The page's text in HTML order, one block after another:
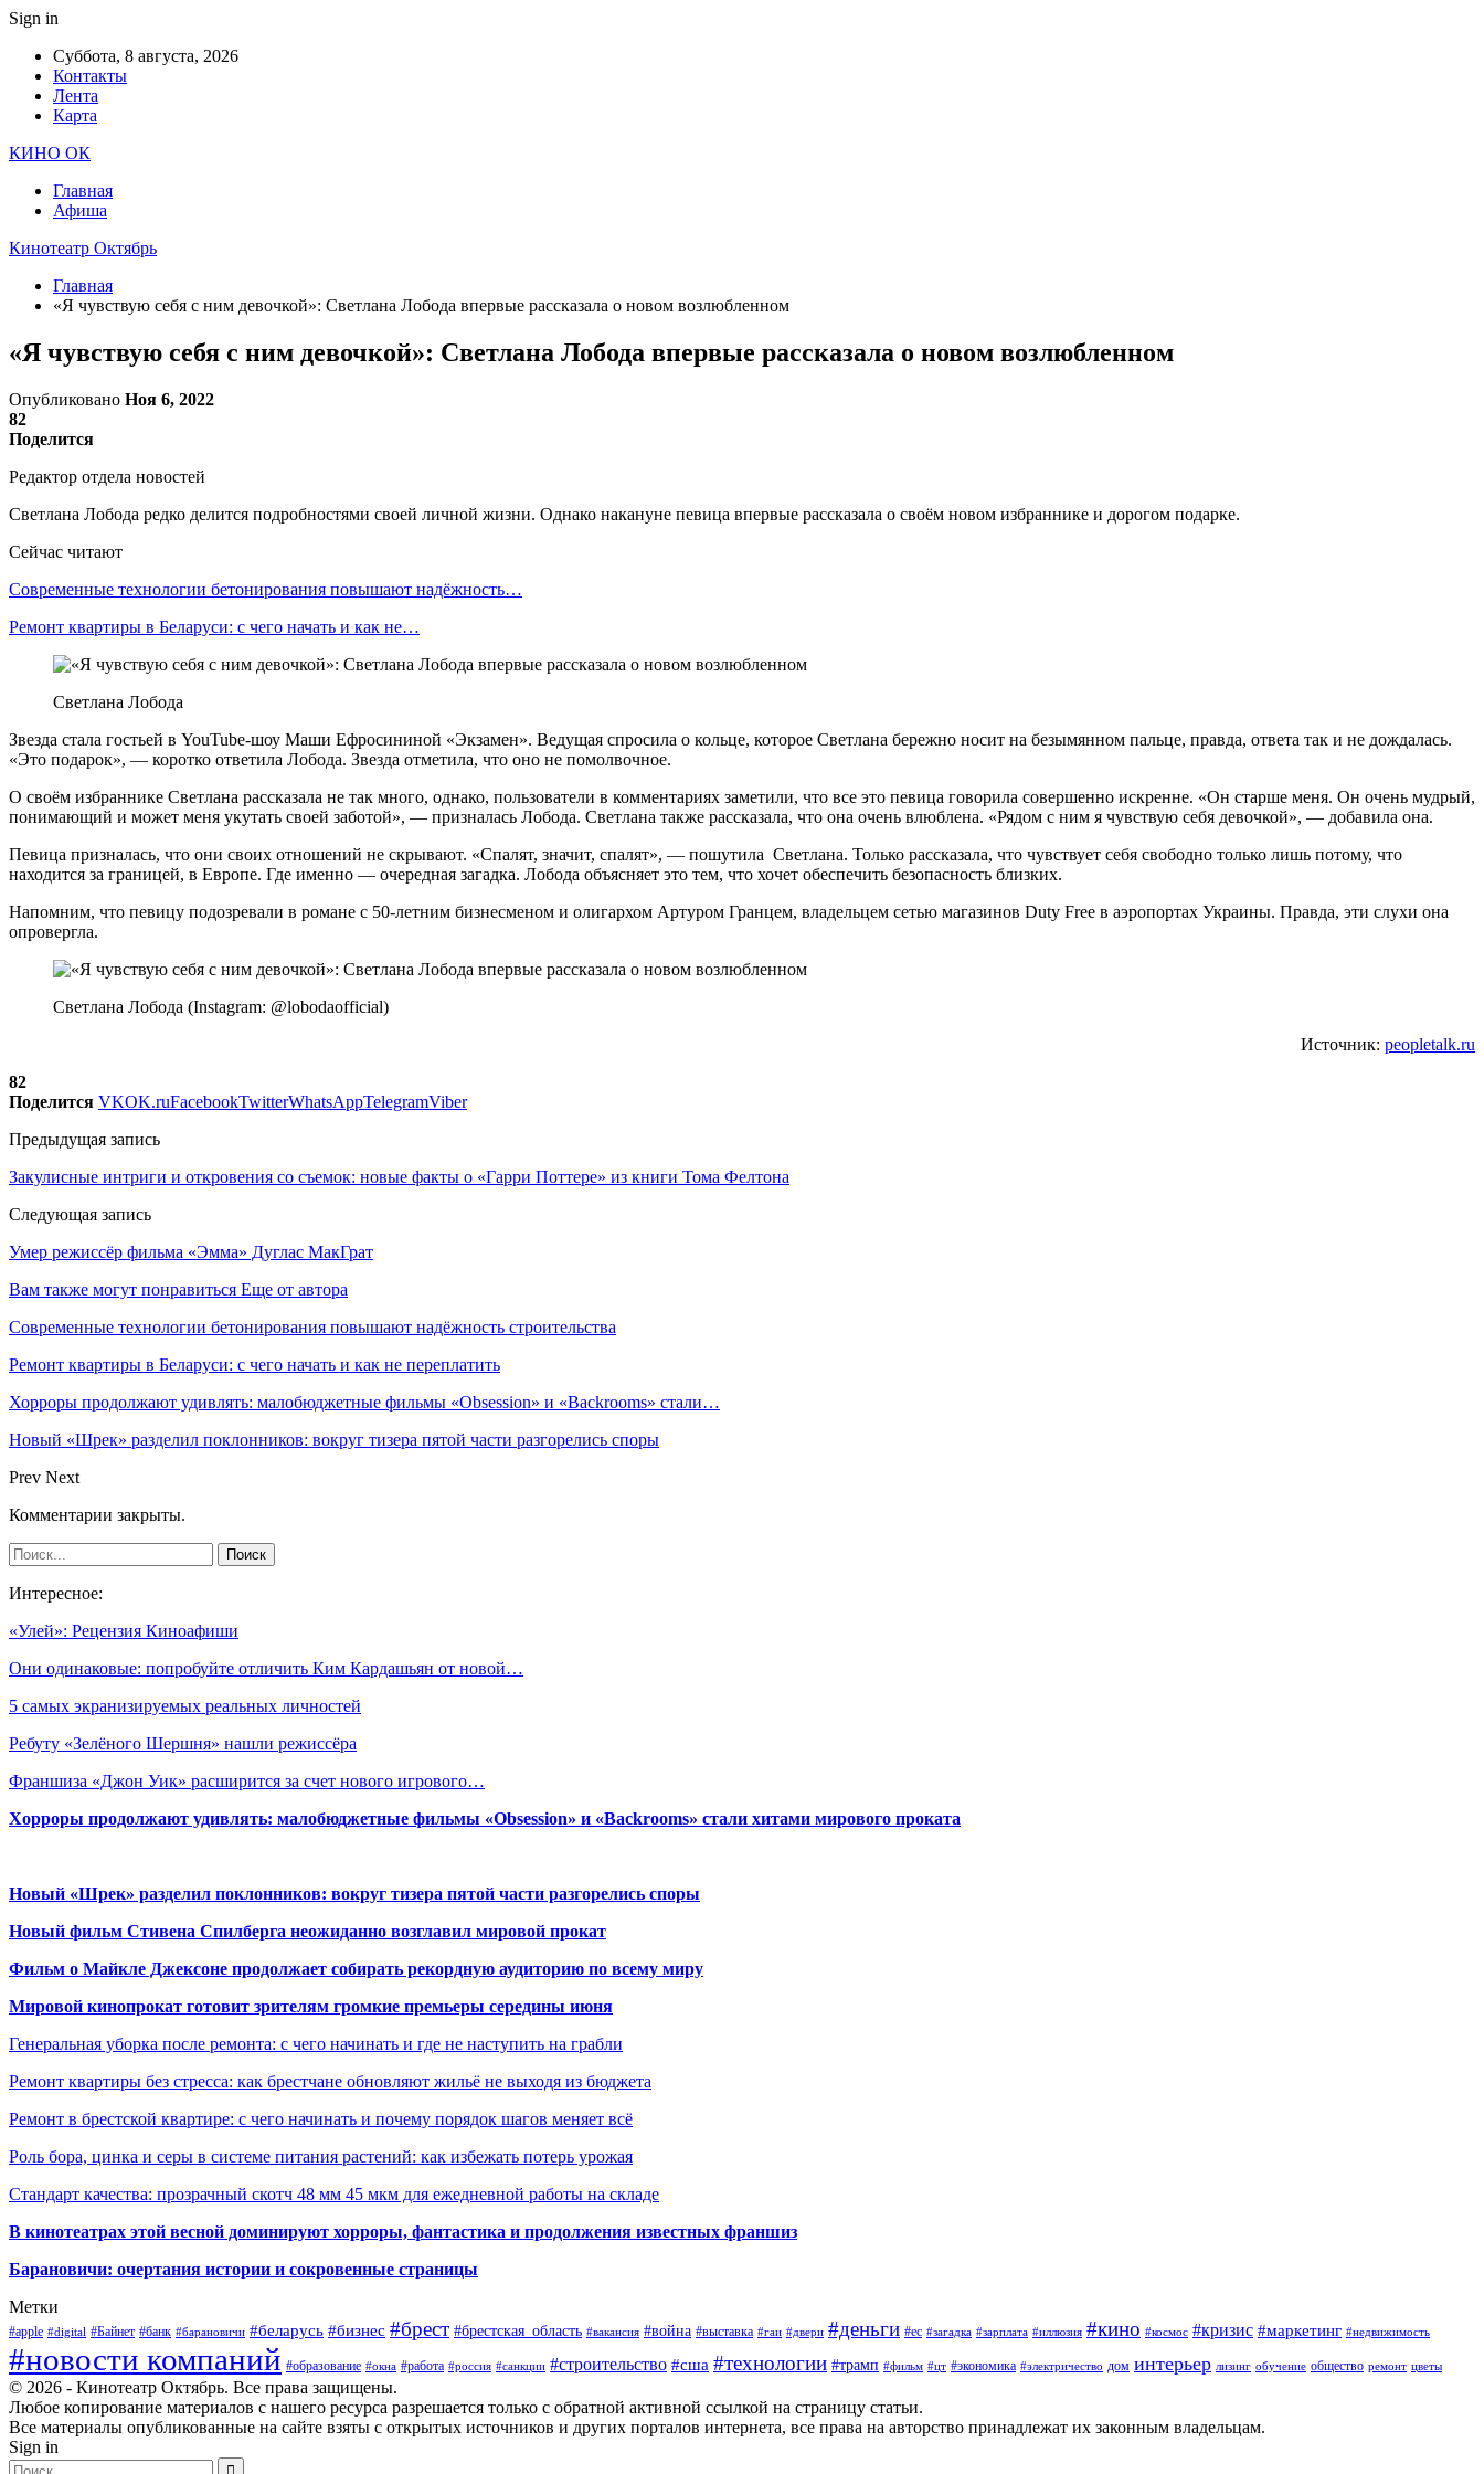
Sign in
Суббота, 8 августа, 2026
Контакты
Лента
Карта
КИНО ОК
Главная
Афиша
Кинотеатр Октябрь
Главная
«Я чувствую себя с ним девочкой»: Светлана Лобода впервые рассказала о новом возлюбленном
«Я чувствую себя с ним девочкой»: Светлана Лобода впервые рассказала о новом возлюбленном
Опубликовано Ноя 6, 2022
82
Поделится
Редактор отдела новостей
Светлана Лобода редко делится подробностями своей личной жизни. Однако накануне певица впервые рассказала о своём новом избраннике и дорогом подарке.
Сейчас читают
Современные технологии бетонирования повышают надёжность…
Ремонт квартиры в Беларуси: с чего начать и как не…
Светлана Лобода
Звезда стала гостьей в YouTube-шоу Маши Ефросининой «Экзамен». Ведущая спросила о кольце, которое Светлана бережно носит на безымянном пальце, правда, ответа так и не дождалась.
«Это подарок», — коротко ответила Лобода. Звезда отметила, что оно не помолвочное.
О своём избраннике Светлана рассказала не так много, однако, пользователи в комментариях заметили, что все это певица говорила совершенно искренне. «Он старше меня. Он очень мудрый,
понимающий и может меня укутать своей заботой», — призналась Лобода. Светлана также рассказала, что она очень влюблена. «Рядом с ним я чувствую себя девочкой», — добавила она.
Певица призналась, что они своих отношений не скрывают. «Спалят, значит, спалят», — пошутила Светлана. Только рассказала, что чувствует себя свободно только лишь потому, что
находится за границей, в Европе. Где именно — очередная загадка. Лобода объясняет это тем, что хочет обеспечить безопасность близких.
Напомним, что певицу подозревали в романе с 50-летним бизнесменом и олигархом Артуром Гранцем, владельцем сетью магазинов Duty Free в аэропортах Украины. Правда, эти слухи она
опровергла.
Светлана Лобода (Instagram: @lobodaofficial)
Источник: peopletalk.ru
82
Поделится VKOK.ruFacebookTwitterWhatsAppTelegramViber
Предыдущая запись
Закулисные интриги и откровения со съемок: новые факты о «Гарри Поттере» из книги Тома Фелтона
Следующая запись
Умер режиссёр фильма «Эмма» Дуглас МакГрат
Вам также могут понравиться Еще от автора
Современные технологии бетонирования повышают надёжность строительства
Ремонт квартиры в Беларуси: с чего начать и как не переплатить
Хорроры продолжают удивлять: малобюджетные фильмы «Obsession» и «Backrooms» стали…
Новый «Шрек» разделил поклонников: вокруг тизера пятой части разгорелись споры
Prev Next
Комментарии закрыты.
Интересное:
«Улей»: Рецензия Киноафиши
Они одинаковые: попробуйте отличить Ким Кардашьян от новой…
5 самых экранизируемых реальных личностей
Ребуту «Зелёного Шершня» нашли режиссёра
Франшиза «Джон Уик» расширится за счет нового игрового…
Хорроры продолжают удивлять: малобюджетные фильмы «Obsession» и «Backrooms» стали хитами мирового проката
Новый «Шрек» разделил поклонников: вокруг тизера пятой части разгорелись споры
Новый фильм Стивена Спилберга неожиданно возглавил мировой прокат
Фильм о Майкле Джексоне продолжает собирать рекордную аудиторию по всему миру
Мировой кинопрокат готовит зрителям громкие премьеры середины июня
Генеральная уборка после ремонта: с чего начинать и где не наступить на грабли
Ремонт квартиры без стресса: как брестчане обновляют жильё не выходя из бюджета
Ремонт в брестской квартире: с чего начинать и почему порядок шагов меняет всё
Роль бора, цинка и серы в системе питания растений: как избежать потерь урожая
Стандарт качества: прозрачный скотч 48 мм 45 мкм для ежедневной работы на складе
В кинотеатрах этой весной доминируют хорроры, фантастика и продолжения известных франшиз
Барановичи: очертания истории и сокровенные страницы
Метки
#apple #digital #Байнет #банк #барановичи #беларусь #бизнес #брест #брестская_область #вакансия #война #выставка #гаи #двери #деньги #ес #загадка #зарплата #иллюзия #кино #космос #кризис #маркетинг #недвижимость
#новости компаний #образование #окна #работа #россия #санкции #строительство #сша #технологии #трамп #фильм #цт #экономика #электричество дом интерьер лизинг обучение общество ремонт цветы
© 2026 - Кинотеатр Октябрь. Все права защищены.
Любое копирование материалов с нашего ресурса разрешается только с обратной активной ссылкой на страницу статьи.
Все материалы опубликованные на сайте взяты с открытых источников и других порталов интернета, все права на авторство принадлежат их законным владельцам.
Sign in